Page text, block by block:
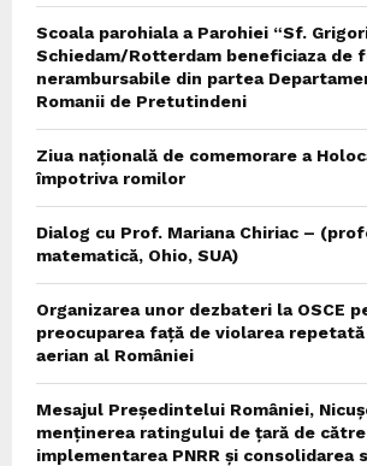
Scoala parohiala a Parohiei “Sf.
Schiedam/Rotterdam beneficiaza de
nerambursabile din partea
Romanii de Pretutindeni
Ziua națională de comemorare a
împotriva romilor
Dialog cu Prof. Mariana Chiriac –
matematică, Ohio, SUA)
Organizarea unor dezbateri la OSCE
preocuparea față de violarea
aerian al României
Mesajul Președintelui României,
menținerea ratingului de țară de
implementarea PNRR și consolidarea